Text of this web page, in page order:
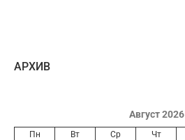
AРХИВ
Август 2026
Пн Вт Ср Чт